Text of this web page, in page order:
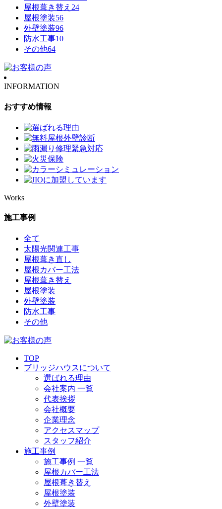
屋根葺き替え 24
屋根塗装56
外壁塗装96
防水工事10
その他64
INFORMATION
おすすめ情報
Works
施工事例
全て
太陽光関連工事
屋根葺き直し
屋根カバー工法
屋根葺き替え
屋根塗装
外壁塗装
防水工事
その他
TOP
ブリッジハウスについて
選ばれる理由
会社案内 一覧
代表挨拶
会社概要
企業理念
アクセスマップ
スタッフ紹介
施工事例
施工事例 一覧
屋根カバー工法
屋根葺き替え
屋根塗装
外壁塗装